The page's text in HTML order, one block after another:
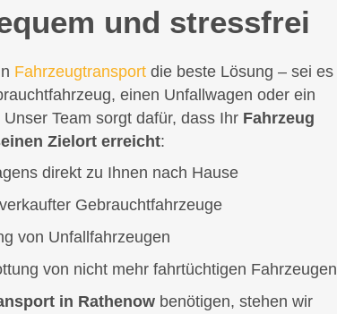
und stressfrei
Fahrzeugtransportdie beste Lösung – sei es
einen Unfallwagen oder ein
Team sorgt dafür, dass Ihr Fahrzeug
Zielort erreicht:
direkt zu Ihnen nach Hause
Gebrauchtfahrzeuge
von Unfallfahrzeugen
von nicht mehr fahrtüchtigen Fahrzeugen
in Rathenowbenötigen, stehen wir